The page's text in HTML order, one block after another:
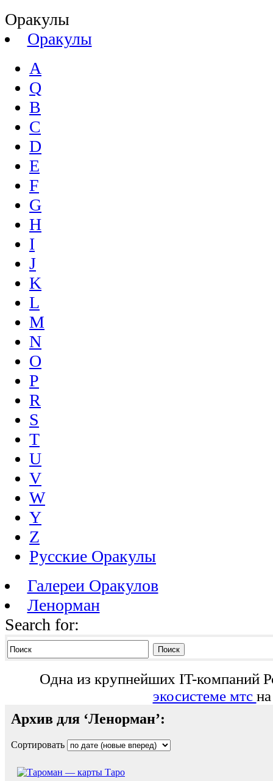
Оракулы
Оракулы
A
Q
B
C
D
E
F
G
H
I
J
K
L
M
N
O
P
R
S
T
U
V
W
Y
Z
Русские Оракулы
Галереи Оракулов
Ленорман
Search for:
Поиск
Одна из крупнейших IT-компаний
экосистеме мтс
Архив для ‘Ленорман’:
Сортировать